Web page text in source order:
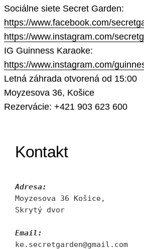
Sociálne siete Secret Garden:
https://www.facebook.com/
https://www.instagram.com/
IG Guinness Karaoke:
https://www.instagram.com/
Letná záhrada otvorená od 15:00
Moyzesova 36, Košice
Rezervácie: +421 903 623 600
Kontakt
Adresa:
Moyzesova 36 Košice,
Skrytý dvor
Email:
ke.secretgarden@gmail.com